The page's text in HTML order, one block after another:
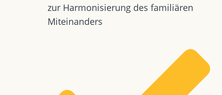
zur Harmonisierung des familiären
Miteinanders